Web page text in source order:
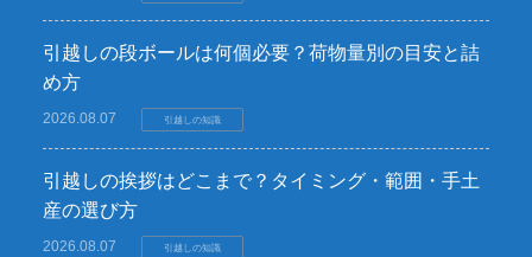
引越しの段ボールは何個必要？荷物量別の目安と詰
め方
2026.08.07 引越しの知識
引越しの挨拶はどこまで？タイミング・範囲・手土
産の選び方
2026.08.07 引越しの知識